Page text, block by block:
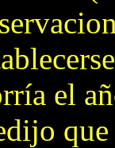
el
que